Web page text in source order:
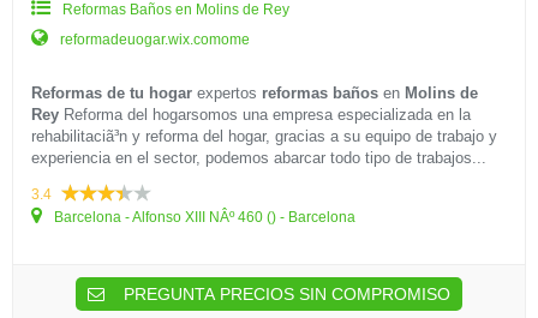
Reformas Baños en Molins de Rey
reformadeuogar.wix.comome
Reformas de tu hogar expertos reformas baños en Molins de
Rey Reforma del hogarsomos una empresa especializada en la
rehabilitaciã³n y reforma del hogar, gracias a su equipo de trabajo y
experiencia en el sector, podemos abarcar todo tipo de trabajos...
3.4
Barcelona - Alfonso XIII NÂº 460 () - Barcelona
PREGUNTA PRECIOS SIN COMPROMISO